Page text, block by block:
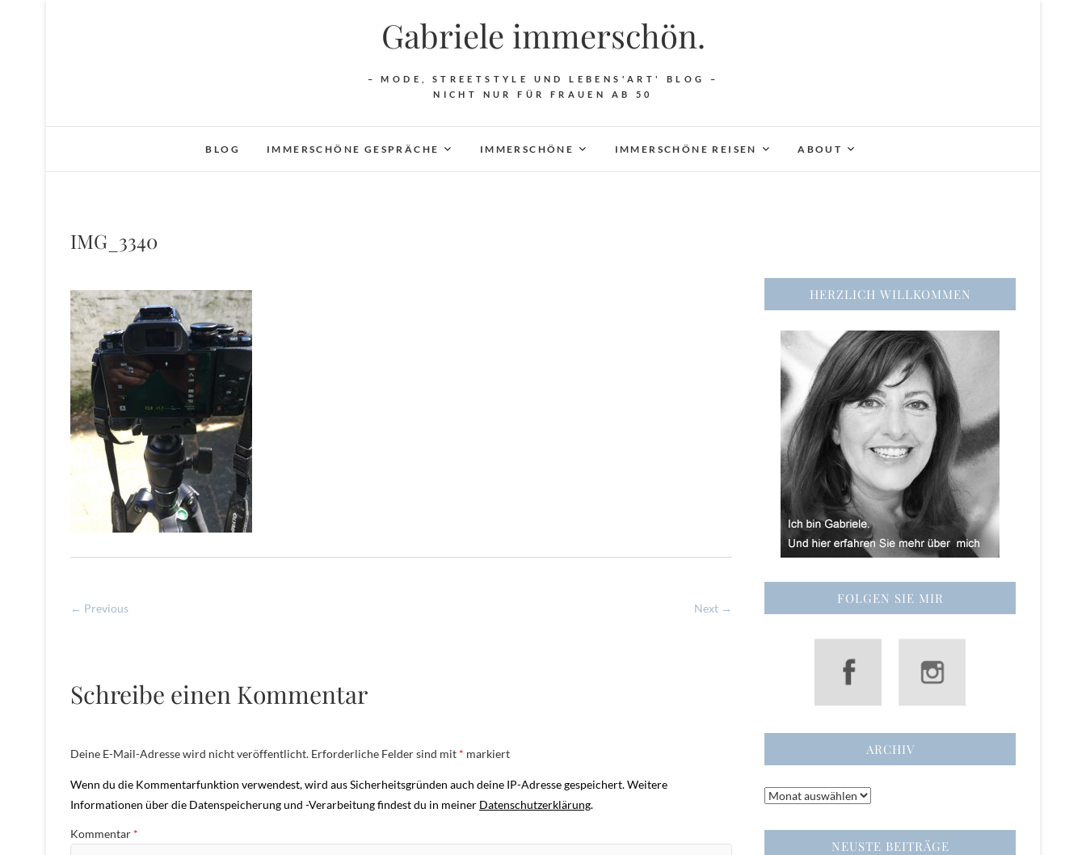
Gabriele immerschön.
– MODE, STREETSTYLE UND LEBENS'ART' BLOG –
NICHT NUR FÜR FRAUEN AB 50
BLOG IMMERSCHÖNE GESPRÄCHE IMMERSCHÖNE IMMERSCHÖNE REISEN ABOUT
IMG_3340
← Previous Next →
Schreibe einen Kommentar
Deine E-Mail-Adresse wird nicht veröffentlicht. Erforderliche Felder sind mit * markiert
Wenn du die Kommentarfunktion verwendest, wird aus Sicherheitsgründen auch deine IP-Adresse gespeichert. Weitere
Informationen über die Datenspeicherung und -Verarbeitung findest du in meiner Datenschutzerklärung.
Kommentar *
HERZLICH WILLKOMMEN
FOLGEN SIE MIR
ARCHIV
Archiv
NEUSTE BEITRÄGE